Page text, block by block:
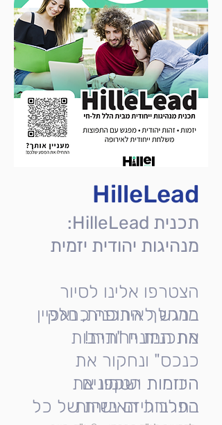
תכנית HilleLead:
מנהיגות יהודית יזמית
הצטרפו אלינו לסיור
מרגש לאירופה כחלק
מתכנית ייחודית!
במהלך התכנית, נאפיין
את המונח "תרבות
כנכס" ונחקור את
הכוחות הטמונים
בתרבות האישית של כל
היוזמות ישקפו את
הפלורליזם בזהות
HilleLead